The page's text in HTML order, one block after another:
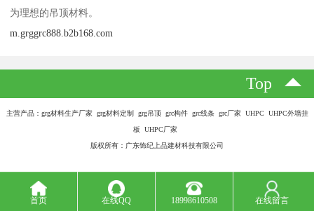
为理想的吊顶材料。
m.grggrc888.b2b168.com
Top
主营产品：grg材料生产厂家 grg材料定制 grg吊顶 grc构件 grc线条 grc厂家 UHPC UHPC外墙挂
板 UHPC厂家
版权所有：广东饰纪上品建材科技有限公司
首页 在线QQ 18998610508 在线留言